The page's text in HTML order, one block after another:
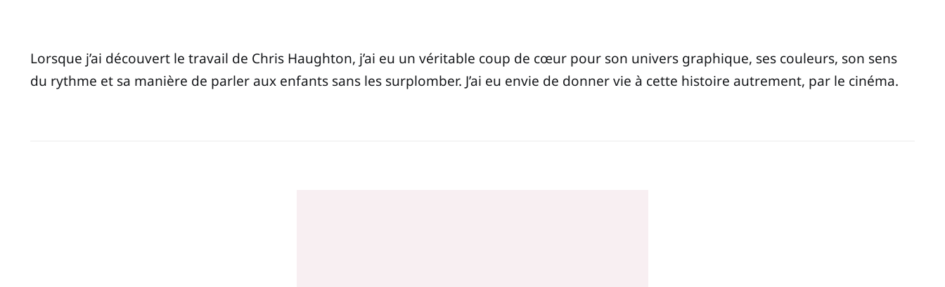
Lorsque j’ai découvert le travail de Chris Haughton, j’ai eu un véritable coup de cœur pour son univers graphique, ses couleurs, son sens
du rythme et sa manière de parler aux enfants sans les surplomber. J’ai eu envie de donner vie à cette histoire autrement, par le cinéma.